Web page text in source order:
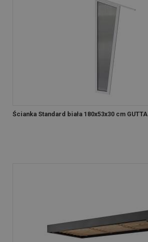
Ścianka Standard biała 180x53x30 cm GUTTA